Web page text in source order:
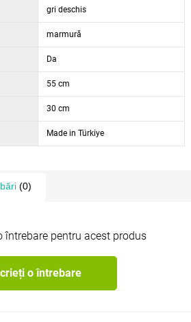
gri deschis
marmură
Da
55 cm
30 cm
Made in Türkiye
(0)
întrebare pentru acest produs
o întrebare